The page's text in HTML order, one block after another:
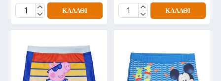
ΚΑΛΆΘΙ ΚΑΛΆΘΙ